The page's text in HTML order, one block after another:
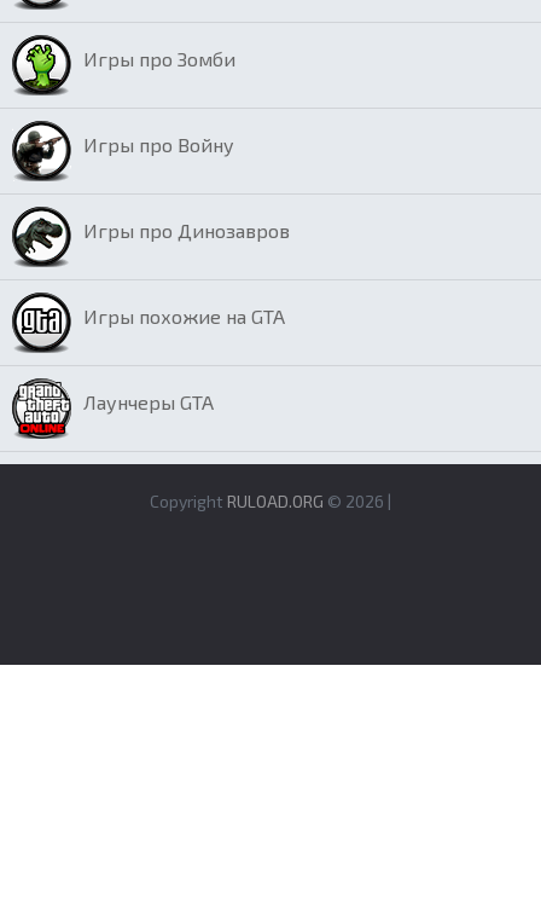
Игры про Зомби
Игры про Войну
Игры про Динозавров
Игры похожие на GTA
Лаунчеры GTA
Copyright RULOAD.ORG © 2026 |